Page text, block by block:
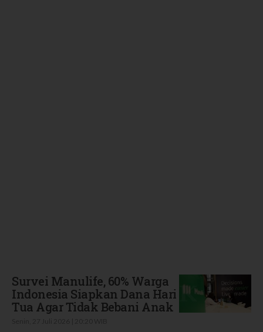
Survei Manulife, 60% Warga
Indonesia Siapkan Dana Hari
Tua Agar Tidak Bebani Anak